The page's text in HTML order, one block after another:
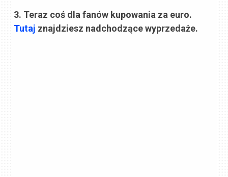
3. Teraz coś dla fanów kupowania za euro.
Tutaj znajdziesz nadchodzące wyprzedaże.